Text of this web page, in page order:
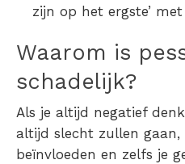
zijn op het ergste’ met
Waarom is
schadelijk?
Als je altijd negatief
altijd slecht zullen
beïnvloeden en zelfs je